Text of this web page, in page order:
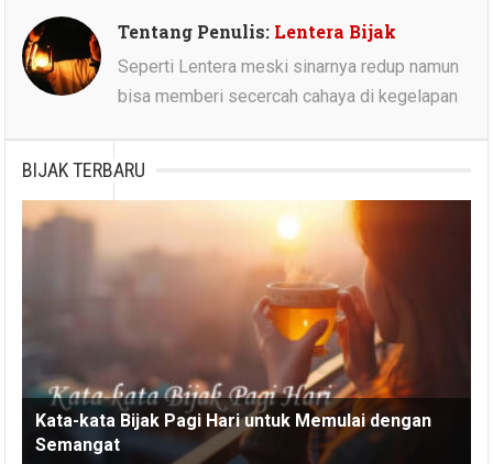
Tentang Penulis: Lentera Bijak
Seperti Lentera meski sinarnya redup namun
bisa memberi secercah cahaya di kegelapan
BIJAK TERBARU
Kata-kata Bijak Pagi Hari untuk Memulai dengan
Semangat